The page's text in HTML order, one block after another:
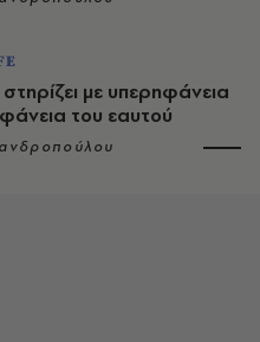
με υπερηφάνεια
του εαυτού